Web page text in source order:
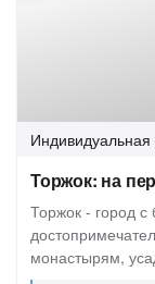
Индивидуальная
Торжок: на
Торжок - город с
монастырям,